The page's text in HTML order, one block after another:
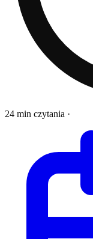
24 min czytania ·